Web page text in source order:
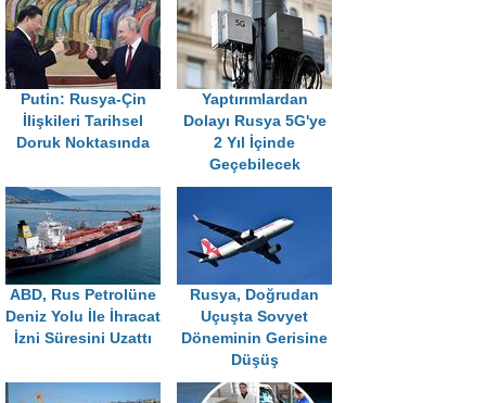
Putin: Rusya-Çin
İlişkileri Tarihsel
Doruk Noktasında
Yaptırımlardan
Dolayı Rusya 5G'ye
2 Yıl İçinde
Geçebilecek
ABD, Rus Petrolüne
Deniz Yolu İle İhracat
İzni Süresini Uzattı
Rusya, Doğrudan
Uçuşta Sovyet
Döneminin Gerisine
Düşüş